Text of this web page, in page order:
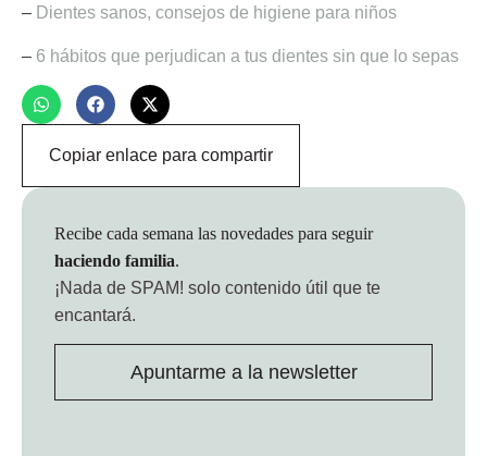
– Dientes sanos, consejos de higiene para niños
– 6 hábitos que perjudican a tus dientes sin que lo sepas
Copiar enlace para compartir
Recibe cada semana las novedades para seguir
haciendo familia.
¡Nada de SPAM! solo contenido útil que te
encantará.
Apuntarme a la newsletter